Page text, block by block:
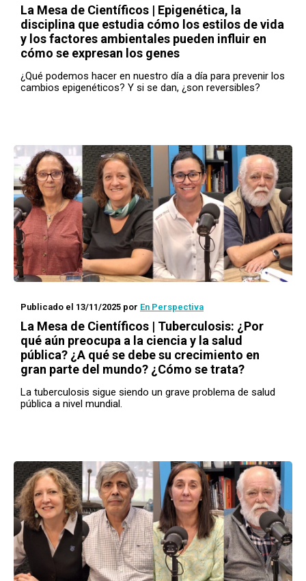
La Mesa de Científicos | Epigenética, la
disciplina que estudia cómo los estilos de vida
y los factores ambientales pueden influir en
cómo se expresan los genes
¿Qué podemos hacer en nuestro día a día para prevenir los
cambios epigenéticos? Y si se dan, ¿son reversibles?
Publicado el 13/11/2025 por En Perspectiva
La Mesa de Científicos | Tuberculosis: ¿Por
qué aún preocupa a la ciencia y la salud
pública? ¿A qué se debe su crecimiento en
gran parte del mundo? ¿Cómo se trata?
La tuberculosis sigue siendo un grave problema de salud
pública a nivel mundial.